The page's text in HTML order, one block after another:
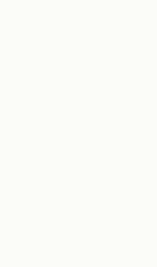
Accueil
Accueil Vélo
cyclistes en